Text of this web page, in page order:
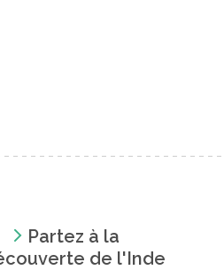
Partez à la
de l'Inde